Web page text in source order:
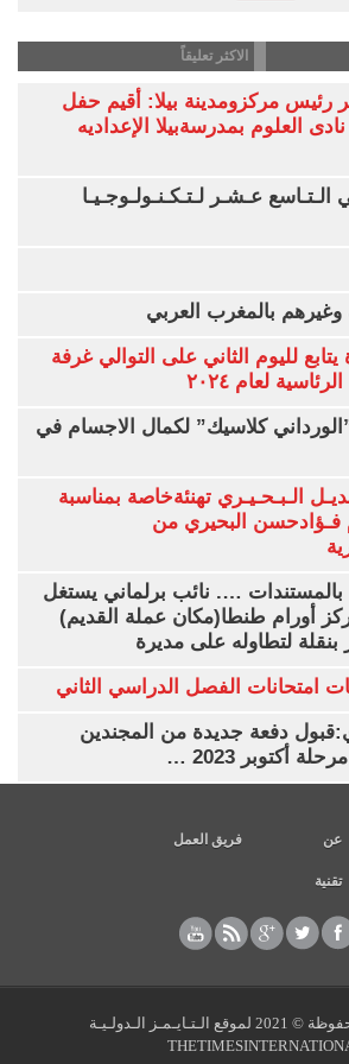
الاكثر تعليقاً
مركزومدينة بيلا: أقيم حفل
العلوم بمدرسةبيلا الإعداديه
الـتـاسع عـشـر لـتـكـنـولـوجـيـا
وغيرهم بالمغرب العربي
يتابع لليوم الثاني على التوالي غرفة
لعام ٢٠٢٤
كلاسيك” لكمال الاجسام في
الـبـحـيـري تهنئةخاصة بمناسبة
فـؤادحسن البحيري من
بالمستندات …. نائب برلماني يستغل
أورام طنطا(مكان عملة القديم)
بنقلة لتطاوله على مديرة
امتحانات الفصل الدراسي الثاني
دفعة جديدة من المجندين
أكتوبر 2023 …
عن فريق العمل
تقنية
حقوق النشر محفوظة © 2021 لموقع الـتـايـمـز الـدولـيـة